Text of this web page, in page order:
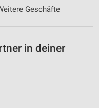
Geschäfte
in deiner